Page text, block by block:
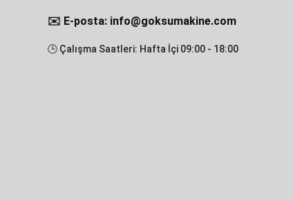
✉️ E-posta: info@goksumakine.com
🕒 Çalışma Saatleri: Hafta İçi 09:00 - 18:00